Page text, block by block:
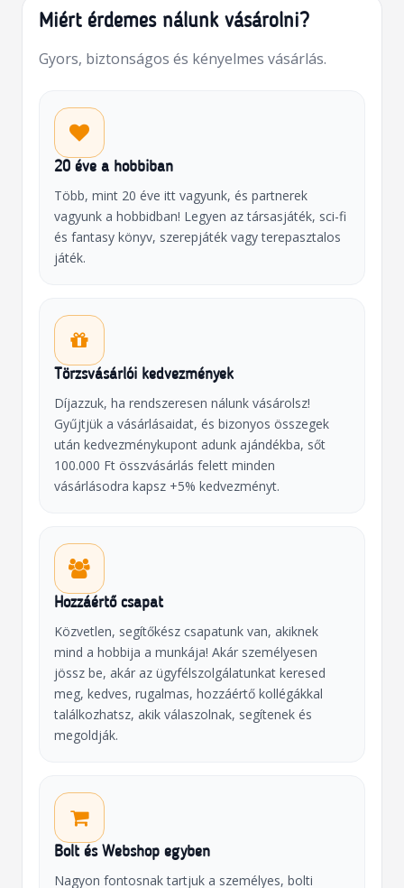
Miért érdemes nálunk vásárolni?
Gyors, biztonságos és kényelmes vásárlás.
20 éve a hobbiban
Több, mint 20 éve itt vagyunk, és partnerek
vagyunk a hobbidban! Legyen az társasjáték, sci-fi
és fantasy könyv, szerepjáték vagy terepasztalos
játék.
Törzsvásárlói kedvezmények
Díjazzuk, ha rendszeresen nálunk vásárolsz!
Gyűjtjük a vásárlásaidat, és bizonyos összegek
után kedvezménykupont adunk ajándékba, sőt
100.000 Ft összvásárlás felett minden
vásárlásodra kapsz +5% kedvezményt.
Hozzáértő csapat
Közvetlen, segítőkész csapatunk van, akiknek
mind a hobbija a munkája! Akár személyesen
jössz be, akár az ügyfélszolgálatunkat keresed
meg, kedves, rugalmas, hozzáértő kollégákkal
találkozhatsz, akik válaszolnak, segítenek és
megoldják.
Bolt és Webshop egyben
Nagyon fontosnak tartjuk a személyes, bolti